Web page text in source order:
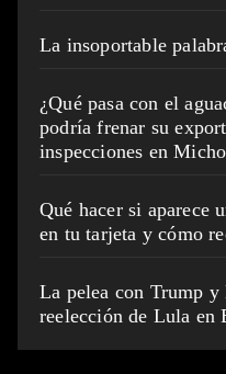
La insoportable
¿Qué pasa con el
podría frenar su
inspecciones en
Qué hacer si aparece
en tu tarjeta y cómo
La pelea con Trump
reelección de Lula en